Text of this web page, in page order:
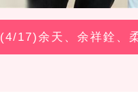
(4/17)余天、余祥銓、